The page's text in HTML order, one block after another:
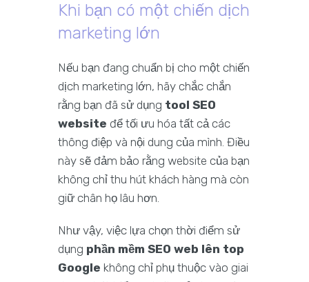
Khi bạn có một chiến dịch
marketing lớn
Nếu bạn đang chuẩn bị cho một chiến
dịch marketing lớn, hãy chắc chắn
rằng bạn đã sử dụng tool SEO
website để tối ưu hóa tất cả các
thông điệp và nội dung của mình. Điều
này sẽ đảm bảo rằng website của bạn
không chỉ thu hút khách hàng mà còn
giữ chân họ lâu hơn.
Như vậy, việc lựa chọn thời điểm sử
dụng phần mềm SEO web lên top
Google không chỉ phụ thuộc vào giai